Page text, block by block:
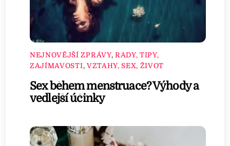
NEJNOVĚJŠÍ ZPRÁVY, RADY, TIPY,
ZAJÍMAVOSTI, VZTAHY, SEX, ŽIVOT
Sex během menstruace? Výhody a
vedlejší účinky